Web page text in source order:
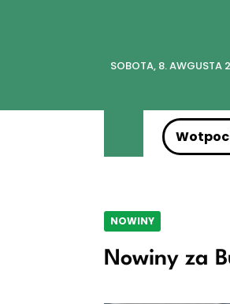
SOBOTA, 8. AWGUSTA
NOWINY
Nowiny za